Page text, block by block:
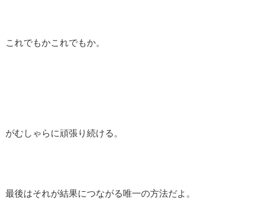
これでもかこれでもか。
がむしゃらに頑張り続ける。
最後はそれが結果につながる唯一の方法だよ。